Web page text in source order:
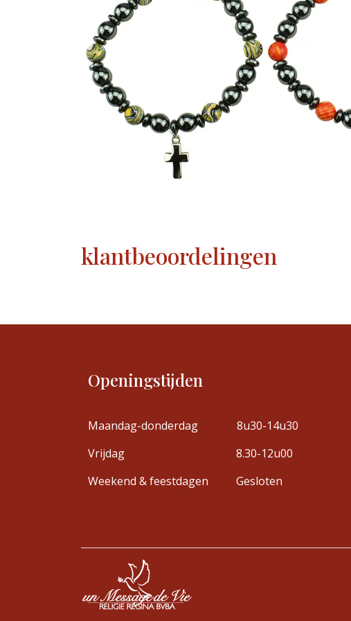
klantbeoordelingen
Openingstijden
Maandag-donderdag
8u30-14u30
Vrijdag
8.30-12u00
Weekend & feestdagen
Gesloten